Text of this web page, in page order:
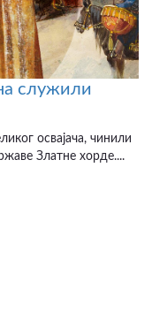
служили
освајача, чинили
Златне хорде....